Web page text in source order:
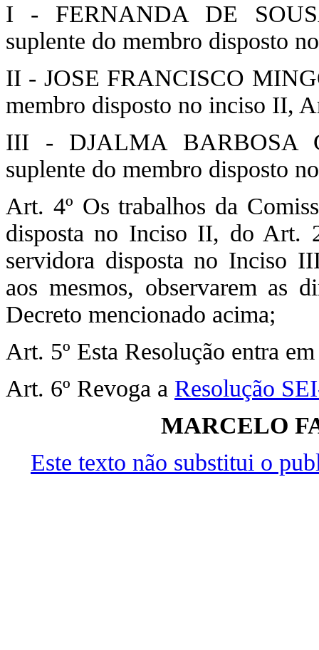
I - FERNANDA DE
suplente do membro disposto
II - JOSE FRANCISCO
membro disposto no inciso II,
III - DJALMA BARBOSA
suplente do membro disposto
Art. 4º Os trabalhos da
disposta no Inciso II, do Art.
servidora disposta no Inciso
aos mesmos, observarem as
Decreto mencionado acima;
Art. 5º Esta Resolução entra
Art. 6º Revoga a Resolução
MARCELO
Este texto não substitui o